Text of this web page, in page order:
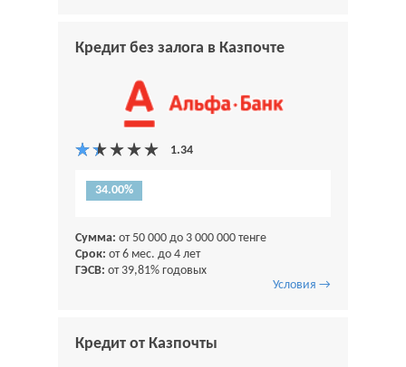
Кредит без залога в Казпочте
34.00%
Сумма: от 50 000 до 3 000 000 тенге
Срок: от 6 мес. до 4 лет
ГЭСВ: от 39,81% годовых
Условия →
Кредит от Казпочты